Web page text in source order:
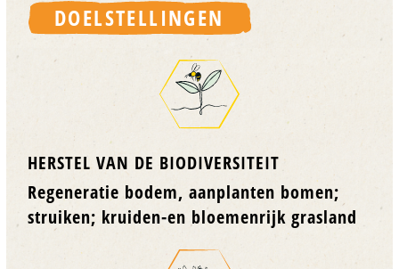
DOELSTELLINGEN
HERSTEL VAN DE BIODIVERSITEIT
Regeneratie bodem, aanplanten bomen;
struiken; kruiden-en bloemenrijk grasland